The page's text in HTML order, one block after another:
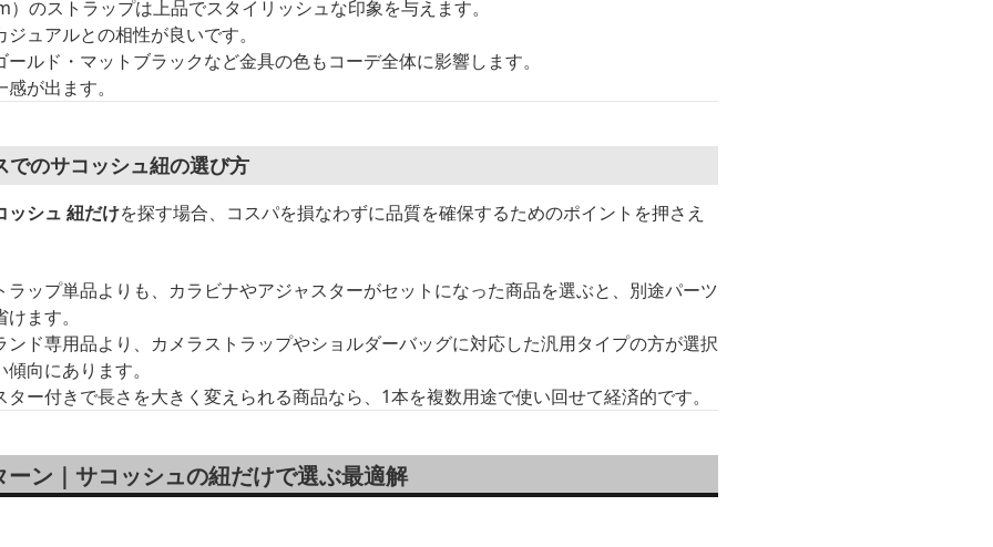
のストラップは上品でスタイリッシュな印象を与えます。
ュアルとの相性が良いです。
ルド・マットブラックなど金具の色もコーデ全体に影響します。
が出ます。
でのサコッシュ紐の選び方
ッシュ 紐だけを探す場合、コスパを損なわずに品質を確保するためのポイントを押さえ
ラップ単品よりも、カラビナやアジャスターがセットになった商品を選ぶと、別途パーツ
ます。
ンド専用品より、カメラストラップやショルダーバッグに対応した汎用タイプの方が選択
向にあります。
ター付きで長さを大きく変えられる商品なら、1本を複数用途で使い回せて経済的です。
ン｜サコッシュの紐だけで選ぶ最適解